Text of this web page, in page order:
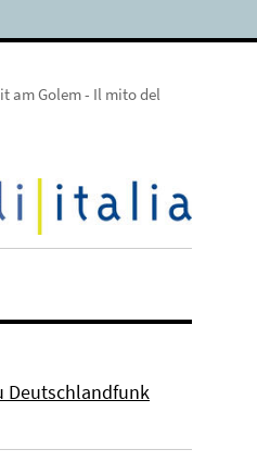
am Golem - Il mito del
Deutschlandfunk